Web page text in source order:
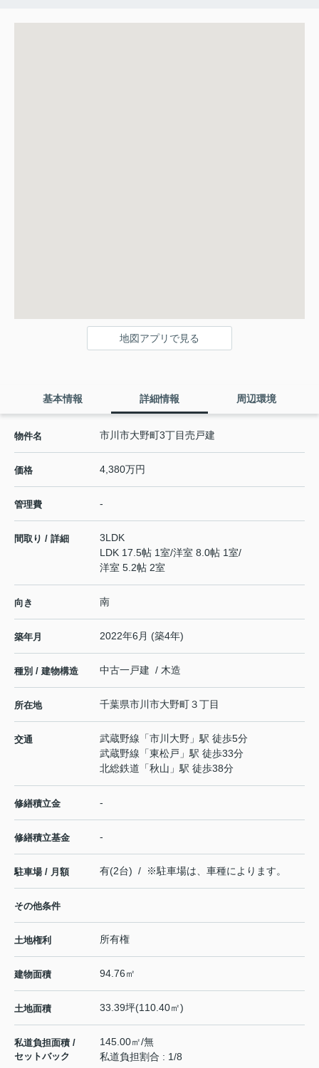
地図アプリで見る
基本情報 詳細情報 周辺環境
物件名 市川市大野町3丁目売戸建
価格 4,380万円
管理費 -
間取り / 詳細
3LDK
LDK 17.5帖 1室/洋室 8.0帖 1室/
洋室 5.2帖 2室
向き 南
築年月 2022年6月 (築4年)
種別 / 建物構造 中古一戸建 / 木造
所在地 千葉県市川市大野町３丁目
交通 武蔵野線 「市川大野 」駅 徒歩5分
武蔵野線 「東松戸 」駅 徒歩33分
北総鉄道 「秋山 」駅 徒歩38分
修繕積立金 -
修繕積立基金 -
駐車場 / 月額 有(2台) / ※駐車場は、車種によります。
その他条件
土地権利 所有権
建物面積 94.76㎡
土地面積 33.39坪(110.40㎡)
私道負担面積 /
セットバック
145.00㎡/無
私道負担割合 : 1/8